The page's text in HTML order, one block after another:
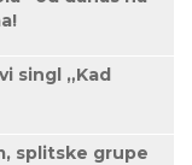
singl „Kad
splitske grupe